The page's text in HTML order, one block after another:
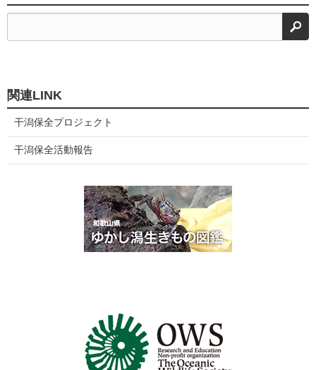
検
関連LINK
干潟保全プロジェクト
干潟保全活動報告